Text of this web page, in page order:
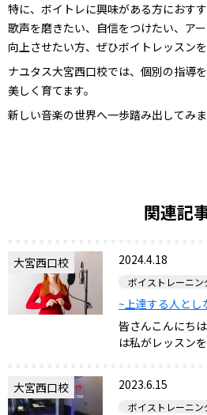
特に、ボイトレに興味がある方におすす
歌声を磨きたい、自信をつけたい、ア
向上させたい方、ぜひボイトレッスンを
ナユタス大宮西口校では、個別の指導
美しく育てます。
新しい音楽の世界へ一歩踏み出してみ
関連記
大宮西口校 2024.4.18
ボイストレーニン
~上達する人とし
皆さんこんにち
は私がレッスン
大宮西口校 2023.6.15
ボイストレーニン